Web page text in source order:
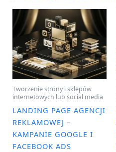
Tworzenie strony i sklepów
internetowych lub social media
LANDING PAGE AGENCJI
REKLAMOWEJ –
KAMPANIE GOOGLE I
FACEBOOK ADS